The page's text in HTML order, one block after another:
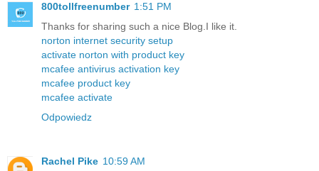
800tollfreenumber 1:51 PM
Thanks for sharing such a nice Blog.I like it.
norton internet security setup
activate norton with product key
mcafee antivirus activation key
mcafee product key
mcafee activate
Odpowiedz
Rachel Pike 10:59 AM